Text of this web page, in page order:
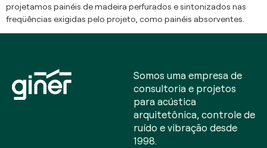
projetamos painéis de madeira perfurados e sintonizados nas
freqüências exigidas pelo projeto, como painéis absorventes.
Somos uma empresa de
consultoria e projetos
para acústica
arquitetônica, controle de
ruído e vibração desde
1998.